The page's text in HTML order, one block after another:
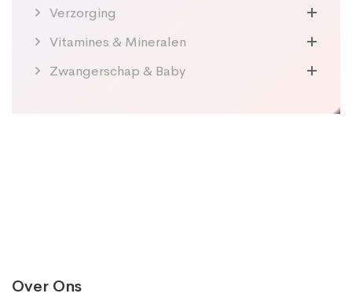
Verzorging
Vitamines & Mineralen
Zwangerschap & Baby
Over Ons